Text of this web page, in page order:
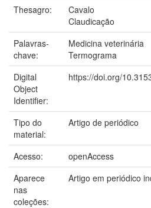
Thesagro:
Cavalo
Claudicação
Palavras-
chave:
Medicina veterinária
Termograma
Digital
Object
Identifier:
https://doi.org/
Tipo do
material:
Artigo de periódico
Acesso:
openAccess
Aparece
nas
coleções:
Artigo em periódico